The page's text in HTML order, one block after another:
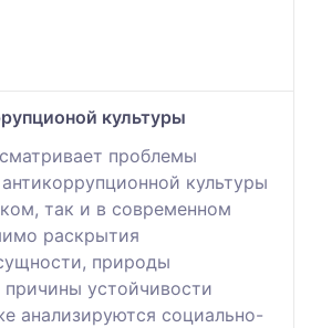
культуры
проблемы
культуры
так и в современном
раскрытия
природы
устойчивости
анализируются социально-